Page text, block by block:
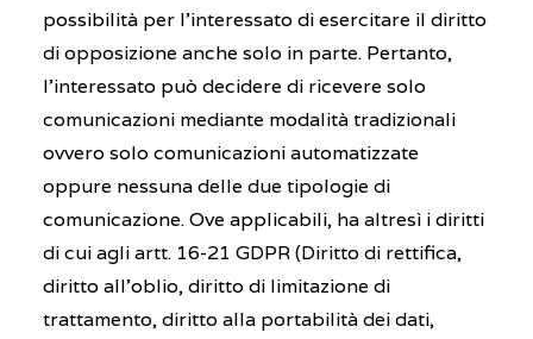
possibilità per l’interessato di esercitare il diritto
di opposizione anche solo in parte. Pertanto,
l’interessato può decidere di ricevere solo
comunicazioni mediante modalità tradizionali
ovvero solo comunicazioni automatizzate
oppure nessuna delle due tipologie di
comunicazione. Ove applicabili, ha altresì i diritti
di cui agli artt. 16-21 GDPR (Diritto di rettifica,
diritto all’oblio, diritto di limitazione di
trattamento, diritto alla portabilità dei dati,